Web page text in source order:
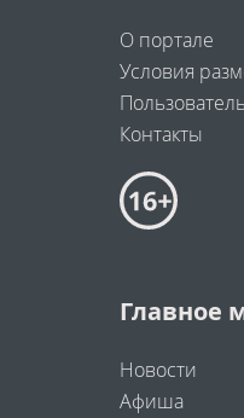
О портале
Условия
Контакты
Главное
Новости
Афиша